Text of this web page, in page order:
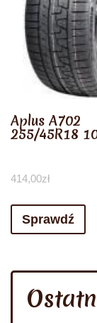
Aplus A702
255/45R18
414,00zł
Sprawdź